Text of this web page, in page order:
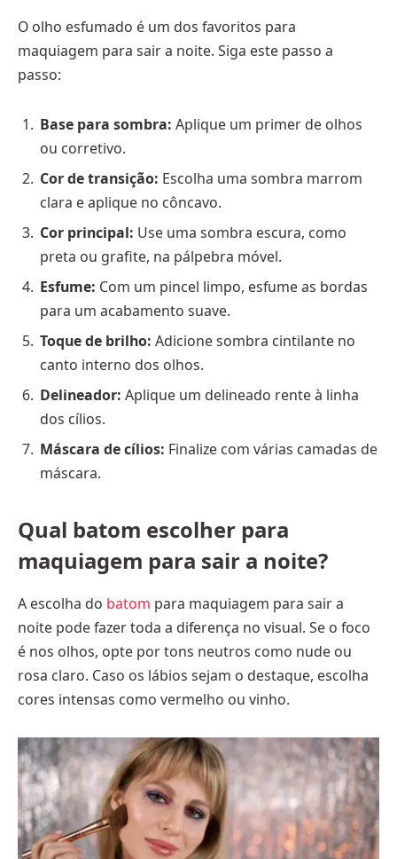
O olho esfumado é um dos favoritos para
maquiagem para sair a noite. Siga este passo a
passo:
Base para sombra: Aplique um primer de olhos
ou corretivo.
Cor de transição: Escolha uma sombra marrom
clara e aplique no côncavo.
Cor principal: Use uma sombra escura, como
preta ou grafite, na pálpebra móvel.
Esfume: Com um pincel limpo, esfume as bordas
para um acabamento suave.
Toque de brilho: Adicione sombra cintilante no
canto interno dos olhos.
Delineador: Aplique um delineado rente à linha
dos cílios.
Máscara de cílios: Finalize com várias camadas de
máscara.
Qual batom escolher para
maquiagem para sair a noite?
A escolha do batom para maquiagem para sair a
noite pode fazer toda a diferença no visual. Se o foco
é nos olhos, opte por tons neutros como nude ou
rosa claro. Caso os lábios sejam o destaque, escolha
cores intensas como vermelho ou vinho.